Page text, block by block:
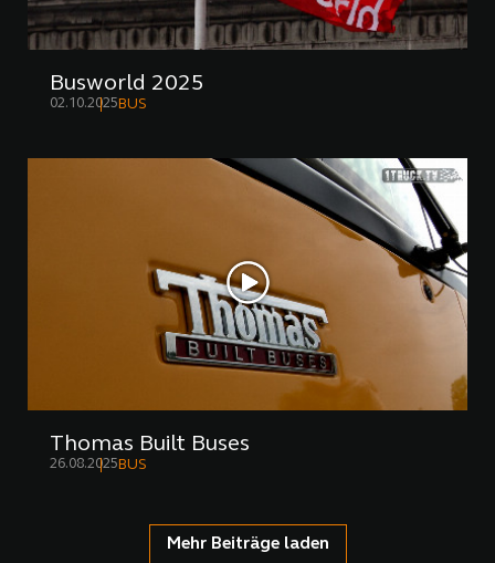
Busworld 2025
02.10.2025 BUS
Thomas Built Buses
26.08.2025 BUS
Mehr Beiträge laden